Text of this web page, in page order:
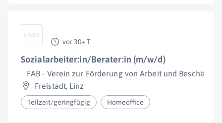
vor 30+ T
Sozialarbeiter:in/Berater:in (m/w/d)
FAB - Verein zur Förderung von Arbeit und
Freistadt, Linz
Teilzeit/geringfügig Homeoffice